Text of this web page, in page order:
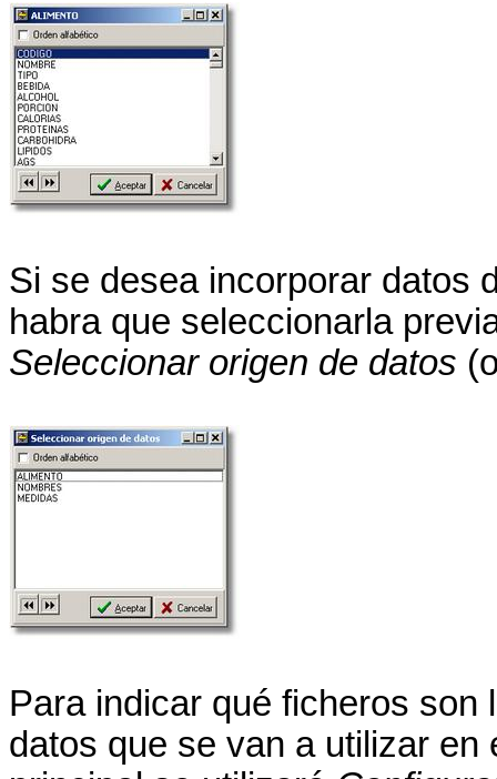
Si se desea incorporar datos
habra que seleccionarla
Seleccionar origen de datos
Para indicar qué ficheros son
datos que se van a utilizar